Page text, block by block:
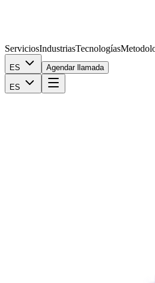
ServiciosIndustriasTecnologías
ES Agendar llamada
ES